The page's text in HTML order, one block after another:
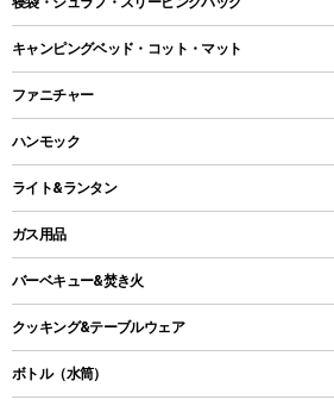
ツールームテント
ワンポールテント
シェルターテント
ロッジ型・オリジナルテント
タープ
スクエアタープ（レクタタープ）
メッシュタープ
レクタングラー型（封筒型）シュラフ
インナーシュラフ
キャンピングベッド・コット・マット
キャンピングベッド・コット
インフレータブルマット
ファニチャー
アウトドアテーブル
レジャーシート
ハンモック
ライト&ランタン
LEDランタン
オイルランタン
LEDライト
ガス用品
ガスバーナー
ガス缶
バーベキュー&焚き火
バーベキューコンロ、グリル
焚き火台タイプ（ロースタイル）グリル
クッキング&テーブルウェア
ダッチオーブン
ボトル（水筒）